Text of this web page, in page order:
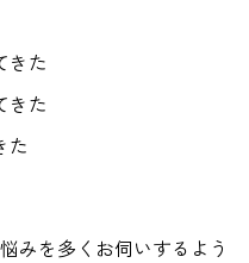
きた
きた
た
みを多くお伺いするよう